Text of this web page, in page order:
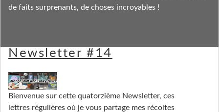
Newsletter #14
Bienvenue sur cette quatorzième Newsletter, ces
lettres régulières où je vous partage mes récoltes
de faits surprenants, de choses incroyables !